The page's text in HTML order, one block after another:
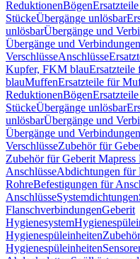
ReduktionenBögen
StückeÜbergänge unlösbar
unlösbarÜbergänge und
Übergänge und
VerschlüsseAnschlüsse
Kupfer, FKM blauErsatzteile
blauMuffenErsatzteile für
ReduktionenBögen
StückeÜbergänge unlösbar
unlösbarÜbergänge und
Übergänge und
VerschlüsseZubehör für
Zubehör für Geberit Mapress
AnschlüsseAbdichtungen für
RohreBefestigungen für
AnschlüsseSystemdichtungen
FlanschverbindungenGeberit
Hygienesystem
Hygienespüleinheiten
Hygienespüleinheiten